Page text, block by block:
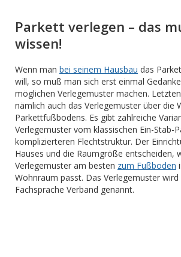
Parkett verlegen – das
wissen!
Wenn man bei seinem Hausbau das
will, so muß man sich erst einmal
möglichen Verlegemuster machen.
nämlich auch das Verlegemuster über die
Parkettfußbodens. Es gibt zahlreiche
Verlegemuster vom klassischen Ein-Stab-
komplizierteren Flechtstruktur. Der
Hauses und die Raumgröße entscheiden,
Verlegemuster am besten zum Fußboden
Wohnraum passt. Das Verlegemuster wird
Fachsprache Verband genannt.